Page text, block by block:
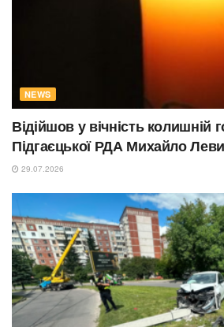
NEWS
Відійшов у вічність колишній
Підгаєцької РДА Михайло
29.07.2026